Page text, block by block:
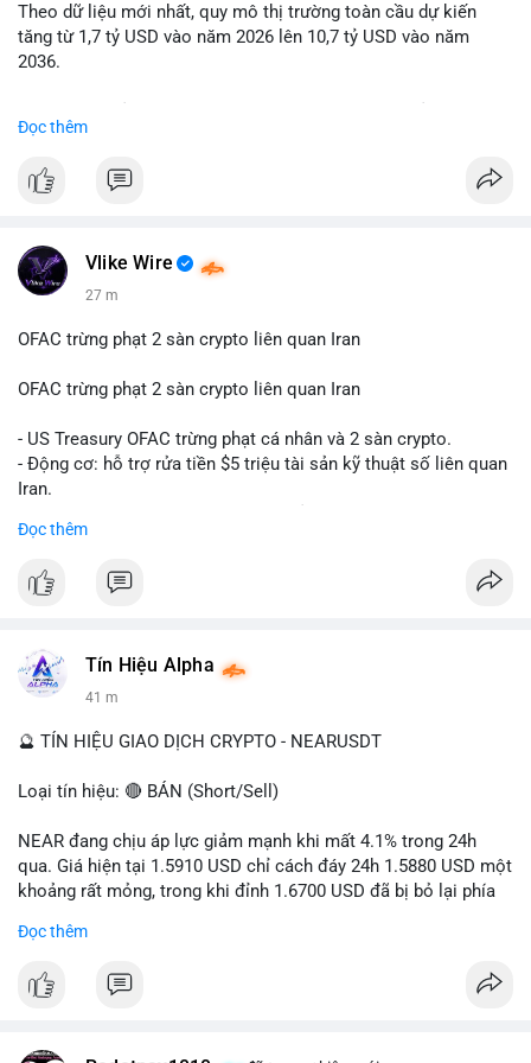
Lời khuyên: Nhà đầu tư nhỏ lẻ nên quan sát thêm 2-4 giờ sau
khi giao dịch được xác nhận, tránh hành động theo cảm xúc.
ưu tiên quản trị rủi ro trong giai đoạn biến động mạnh.
#btcmempool65k
Theo dữ liệu mới nhất, quy mô thị trường toàn cầu dự kiến
tăng từ 1,7 tỷ USD vào năm 2026 lên 10,7 tỷ USD vào năm
2036.
hàng năm (CAGR) ấn tượng lên tới 20,2%.
Điều gì đang thúc đẩy sự tăng trưởng vượt bậc này? Hãy cùng
Đọc thêm
Vlike Wire
27 m
OFAC trừng phạt 2 sàn crypto liên quan Iran
OFAC trừng phạt 2 sàn crypto liên quan Iran
- US Treasury OFAC trừng phạt cá nhân và 2 sàn crypto.
- Động cơ: hỗ trợ rửa tiền $5 triệu tài sản kỹ thuật số liên quan
Iran.
- Tác động: rủi ro cho thị trường crypto, tăng áp lực pháp lý.
#binancesquare
#vlikevn #titanbot
📰 Nguồn: Cointelegraph
Đọc thêm
Tín Hiệu Alpha
41 m
🔮 TÍN HIỆU GIAO DỊCH CRYPTO - NEARUSDT
Loại tín hiệu: 🔴 BÁN (Short/Sell)
NEAR đang chịu áp lực giảm mạnh khi mất 4.1% trong 24h
qua. Giá hiện tại 1.5910 USD chỉ cách đáy 24h 1.5880 USD một
khoảng rất mỏng, trong khi đỉnh 1.6700 USD đã bị bỏ lại phía
kiểm soát hoàn toàn. Khối lượng giao dịch 10.29 triệu NEAR
tiếp diễn.
Đọc thêm